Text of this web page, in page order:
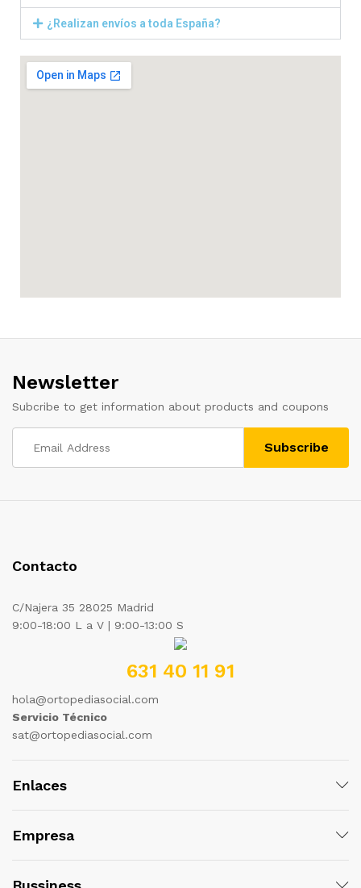
¿Realizan envíos a toda España?
Newsletter
Subcribe to get information about products and coupons
Contacto
C/Najera 35 28025 Madrid
9:00-18:00 L a V | 9:00-13:00 S
631 40 11 91
hola@ortopediasocial.com
Servicio Técnico
sat@ortopediasocial.com
Enlaces
Empresa